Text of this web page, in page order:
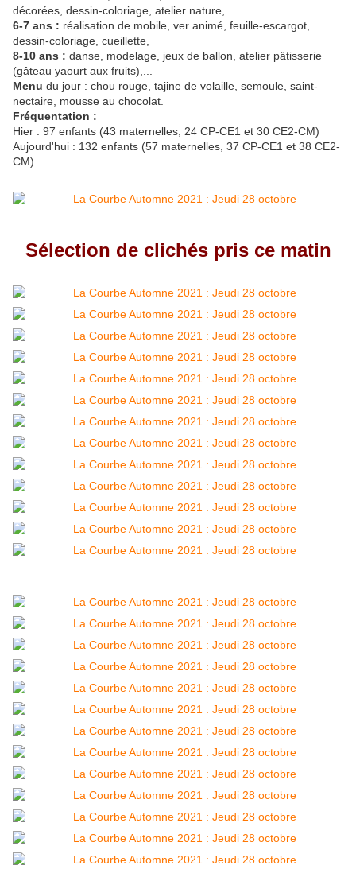
décorées, dessin-coloriage, atelier nature,
6-7 ans : réalisation de mobile, ver animé, feuille-escargot,
dessin-coloriage, cueillette,
8-10 ans : danse, modelage, jeux de ballon, atelier pâtisserie
(gâteau yaourt aux fruits),...
Menu du jour : chou rouge, tajine de volaille, semoule, saint-
nectaire, mousse au chocolat.
Fréquentation :
Hier : 97 enfants (43 maternelles, 24 CP-CE1 et 30 CE2-CM)
Aujourd'hui : 132 enfants (57 maternelles, 37 CP-CE1 et 38 CE2-
CM).
Sélection de clichés pris ce matin